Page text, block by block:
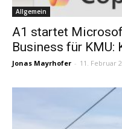
Allgemein
A1 startet
Business für KMU:
Jonas Mayrhofer - 11. Februar